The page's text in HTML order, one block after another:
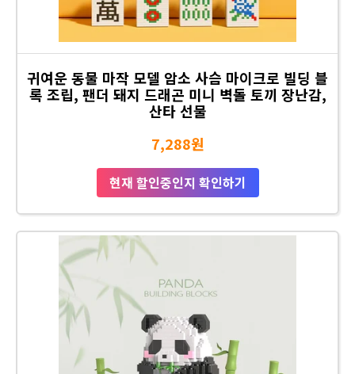
귀여운 동물 마작 모델 암소 사슴 마이크로 빌딩 블
록 조립, 팬더 돼지 드래곤 미니 벽돌 토끼 장난감,
산타 선물
7,288원
현재 할인중인지 확인하기